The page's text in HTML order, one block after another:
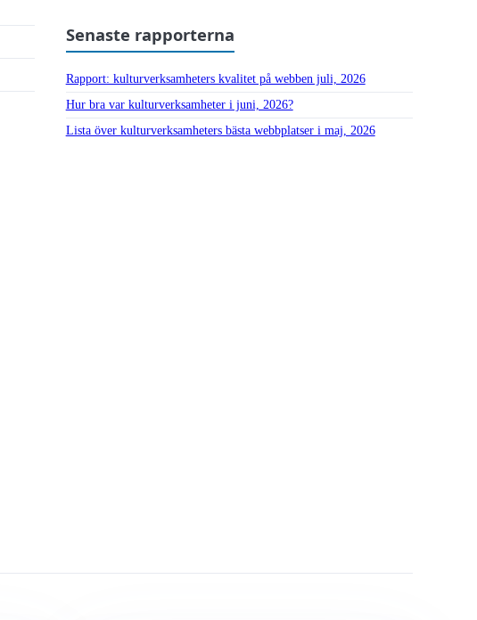
Senaste rapporterna
Rapport: kultur­verksamheters kvalitet på webben juli, 2026
Hur bra var kultur­verksamheter i juni, 2026?
Lista över kultur­verksamheters bästa webbplatser i maj, 2026